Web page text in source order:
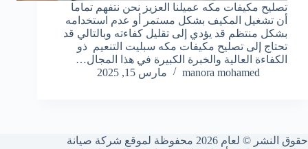
تصليح مكيفات مكه عميلنا العزيز نحن نتفهم تماما
أن تشغيل المكيف بشكل مستمر أو عدم استخدامه
بشكل منتظم قد يؤدي إلى تقليل كفاءته وبالتالي قد
تحتاج إلى تصليح مكيفات مكه سبليت التنعيم ذو
الكفاءة العالية والخبرة الكبيرة في هذا المجال…
manora mohamed
مارس 15, 2025
حقوق النشر © لعام 2026 محفوظة لموقع شركة صيانة